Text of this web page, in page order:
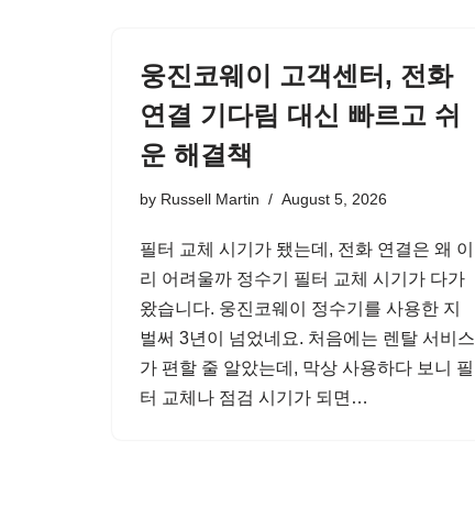
웅진코웨이 고객센터, 전화
연결 기다림 대신 빠르고 쉬
운 해결책
by Russell Martin August 5, 2026
필터 교체 시기가 됐는데, 전화 연결은 왜 이
리 어려울까 정수기 필터 교체 시기가 다가
왔습니다. 웅진코웨이 정수기를 사용한 지
벌써 3년이 넘었네요. 처음에는 렌탈 서비스
가 편할 줄 알았는데, 막상 사용하다 보니 필
터 교체나 점검 시기가 되면…